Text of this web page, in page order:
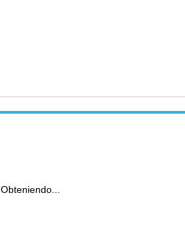
Obteniendo...